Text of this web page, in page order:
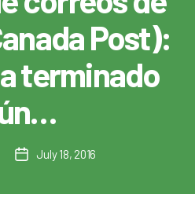
Post):
terminado
PostJuly 18, 2016